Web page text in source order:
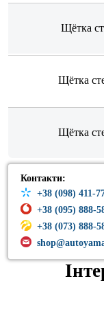
Щётка
Щётка
Щётка
Контакти:
+38 (098) 411-
+38 (095) 888-
+38 (073) 888-